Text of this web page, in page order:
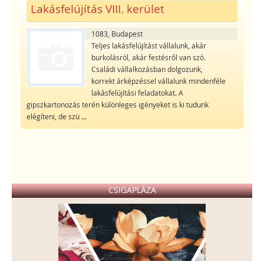
Lakásfelújítás VIII. kerület
1083, Budapest
Teljes lakásfelújítást vállalunk, akár
burkolásról, akár festésről van szó.
Családi vállalkozásban dolgozunk,
korrekt árképzéssel vállalunk mindenféle
lakásfelújítási feladatokat. A
gipszkartonozás terén különleges igényeket is ki tudunk
elégíteni, de szü...
CSIGAPLÁZA